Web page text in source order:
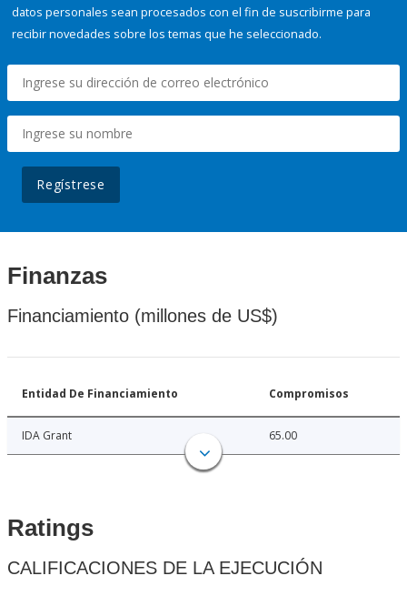
datos personales sean procesados con el fin de suscribirme para
recibir novedades sobre los temas que he seleccionado.
Regístrese
Finanzas
Financiamiento (millones de US$)
Entidad De Financiamiento Compromisos
IDA Grant 65.00
Ratings
CALIFICACIONES DE LA EJECUCIÓN